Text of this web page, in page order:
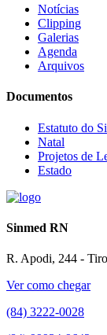
Notícias
Clipping
Galerias
Agenda
Arquivos
Documentos
Estatuto do
Natal
Projetos de
Estado
Sinmed RN
R. Apodi, 244 -
Ver como chegar
(84) 3222-0028